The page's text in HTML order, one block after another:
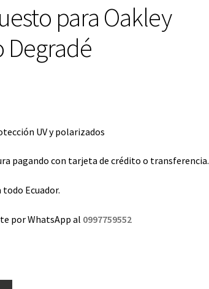
para Oakley
Degradé
UV y polarizados
pagando con tarjeta de crédito o transferencia.
Ecuador.
por WhatsApp al 0997759552